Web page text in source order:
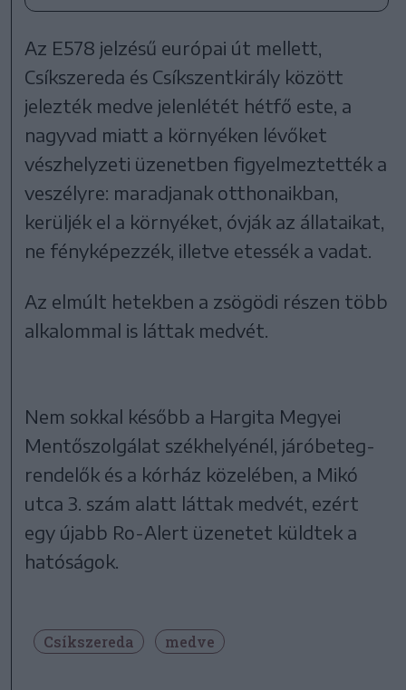
Az E578 jelzésű európai út mellett,
Csíkszereda és Csíkszentkirály között
jelezték medve jelenlétét hétfő este, a
nagyvad miatt a környéken lévőket
vészhelyzeti üzenetben figyelmeztették a
veszélyre: maradjanak otthonaikban,
kerüljék el a környéket, óvják az állataikat,
ne fényképezzék, illetve etessék a vadat.
Az elmúlt hetekben a zsögödi részen több
alkalommal is láttak medvét.
Nem sokkal később a Hargita Megyei
Mentőszolgálat székhelyénél, járóbeteg-
rendelők és a kórház közelében, a Mikó
utca 3. szám alatt láttak medvét, ezért
egy újabb Ro-Alert üzenetet küldtek a
hatóságok.
Csíkszereda medve